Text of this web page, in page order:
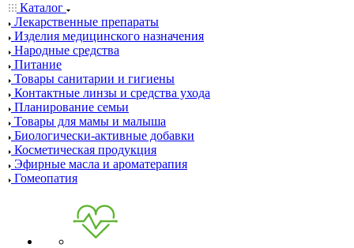
Каталог
Лекарственные препараты
Изделия медицинского назначения
Народные средства
Питание
Товары санитарии и гигиены
Контактные линзы и средства ухода
Планирование семьи
Товары для мамы и малыша
Биологически-активные добавки
Косметическая продукция
Эфирные масла и ароматерапия
Гомеопатия